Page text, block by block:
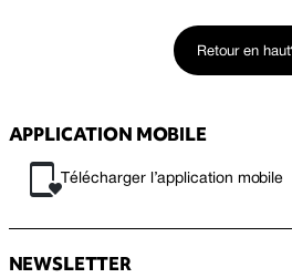
Retour en haut
APPLICATION MOBILE
Télécharger l’application mobile
NEWSLETTER